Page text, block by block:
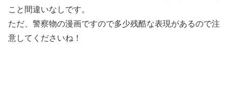
こと間違いなしです。
ただ、警察物の漫画ですので多少残酷な表現があるので注
意してくださいね！